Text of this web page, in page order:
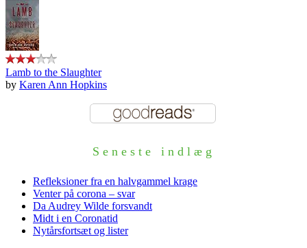
Lamb to the Slaughter
by Karen Ann Hopkins
Seneste indlæg
Refleksioner fra en halvgammel krage
Venter på corona – svar
Da Audrey Wilde forsvandt
Midt i en Coronatid
Nytårsfortsæt og lister